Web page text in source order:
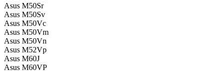
Asus M50Sr
Asus M50Sv
Asus M50Vc
Asus M50Vm
Asus M50Vn
Asus M52Vp
Asus M60J
Asus M60VP